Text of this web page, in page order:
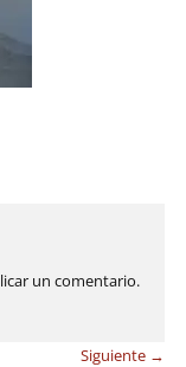
un comentario.
Siguiente →